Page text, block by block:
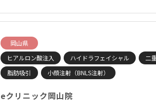
岡山県
ヒアルロン酸注入
ハイドラフェイシャル
二
脂肪吸引
小顔注射（BNLS注射）
eクリニック岡山院